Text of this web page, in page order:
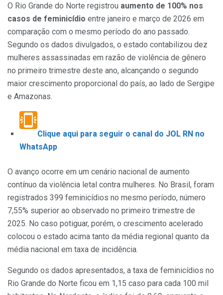
O Rio Grande do Norte registrou aumento de 100% nos
casos de feminicídio entre janeiro e março de 2026 em
comparação com o mesmo período do ano passado.
Segundo os dados divulgados, o estado contabilizou dez
mulheres assassinadas em razão de violência de gênero
no primeiro trimestre deste ano, alcançando o segundo
maior crescimento proporcional do país, ao lado de Sergipe
e Amazonas.
Clique aqui para seguir o canal do JOL RN no
WhatsApp
O avanço ocorre em um cenário nacional de aumento
contínuo da violência letal contra mulheres. No Brasil, foram
registrados 399 feminicídios no mesmo período, número
7,55% superior ao observado no primeiro trimestre de
2025. No caso potiguar, porém, o crescimento acelerado
colocou o estado acima tanto da média regional quanto da
média nacional em taxa de incidência.
Segundo os dados apresentados, a taxa de feminicídios no
Rio Grande do Norte ficou em 1,15 caso para cada 100 mil